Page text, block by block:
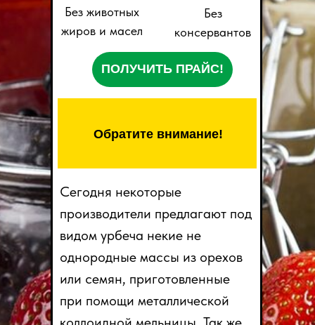
ПОЛУЧИТЬ ПРАЙС!
Без животных
жиров и масел
Без
консервантов
Обратите внимание!
Сегодня некоторые
производители предлагают под
видом урбеча некие не
однородные массы из орехов
или семян, приготовленные
при помощи металлической